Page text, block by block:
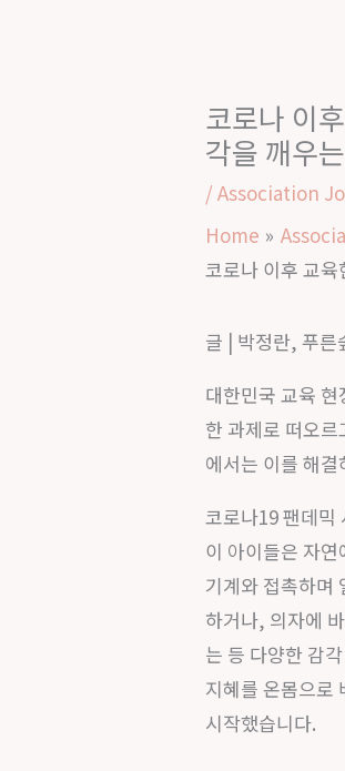
코로나 이
각을 깨우
/Association
Home
코로나 이후 교
글 | 박정란, 푸른
대한민국 교육
한 과제로 떠오
에서는 이를 해
코로나19 팬데믹
이 아이들은 자
기계와 접촉하며
하거나, 의자에
는 등 다양한 감
지혜를 온몸으로
시작했습니다.